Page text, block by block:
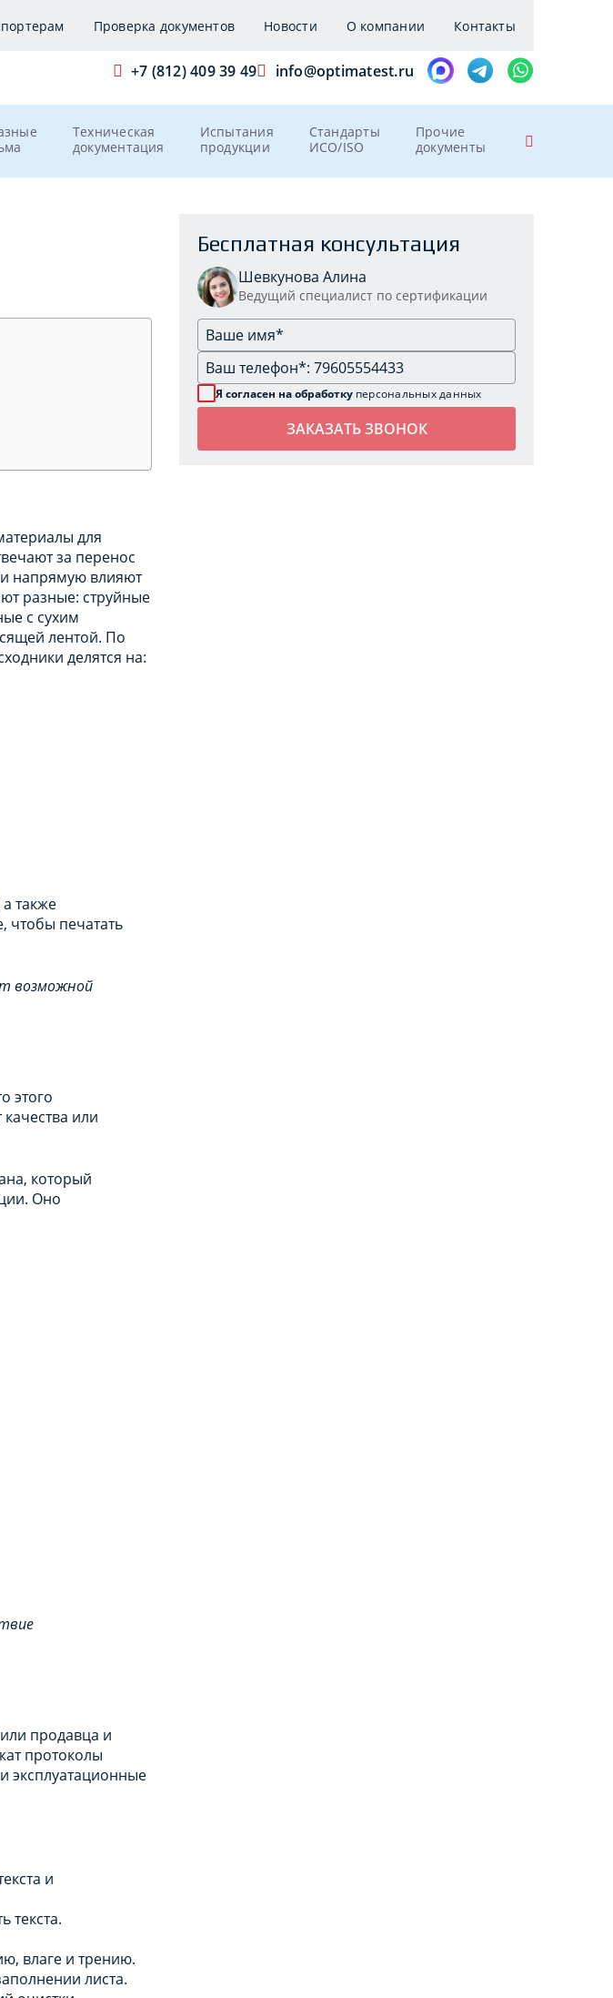
Проверка документов Новости О компании Контакты
+7 (812) 409 39 49 info@optimatest.ru
Техническая
документация
Испытания
продукции
Стандарты
ИСО/ISO
Прочие
документы
для
за перенос
напрямую влияют
разные: струйные
с сухим
лентой. По
делятся на:
также
чтобы печатать
возможной
этого
или
который
Оно
продавца и
протоколы
эксплуатационные
и
текста.
влаге и трению.
листа.
Бесплатная консультация
Шевкунова Алина
Ведущий специалист по сертификации
Я согласен на обработку персональных данных